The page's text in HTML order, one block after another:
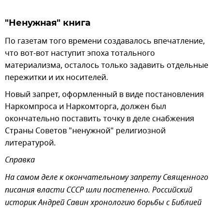
"Ненужная" книга
По газетам того времени создавалось впечатление,
что вот-вот наступит эпоха тотального
материализма, осталось только задавить отдельные
пережитки и их носителей.
Новый запрет, оформленный в виде постановления
Наркомпроса и Наркомторга, должен был
окончательно поставить точку в деле снабжения
Страны Советов "ненужной" религиозной
литературой.
Справка
На самом деле к окончательному запрету Священного
писания власти СССР шли постепенно. Российский
историк Андрей Савин хронологию борьбы с Библией